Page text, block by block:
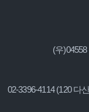
(우
02-3396-4114 (120 다